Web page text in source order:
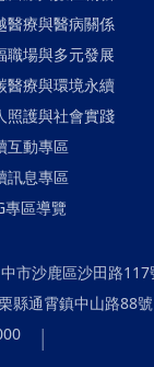
醫療與醫病關係
職場與多元發展
醫療與環境永續
照護與社會實踐
互動專區
訊息專區
專區導覽
市沙鹿區沙田路
縣通霄鎮中山路88